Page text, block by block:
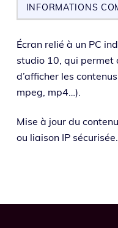
INFORMATIONS
Écran relié à un PC
stu­dio 10, qui per­met
d’afficher les
mpeg, mp4…).
Mise à jour du
ou liai­son IP sécurisée.